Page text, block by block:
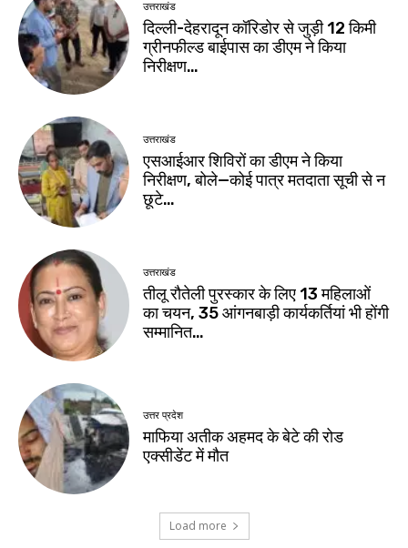
उत्तराखंड
दिल्ली-देहरादून कॉरिडोर से जुड़ी 12 किमी
ग्रीनफील्ड बाईपास का डीएम ने किया
निरीक्षण…
उत्तराखंड
एसआईआर शिविरों का डीएम ने किया
निरीक्षण, बोले—कोई पात्र मतदाता सूची से न
छूटे…
उत्तराखंड
तीलू रौतेली पुरस्कार के लिए 13 महिलाओं
का चयन, 35 आंगनबाड़ी कार्यकर्तियां भी होंगी
सम्मानित…
उत्तर प्रदेश
माफिया अतीक अहमद के बेटे की रोड
एक्सीडेंट में मौत
Load more